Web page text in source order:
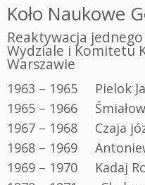
Koło Naukowe
Reaktywacja
Wydziale i Komitetu
Warszawie
1963 – 1965 Pielok
1965 – 1966
1967 – 1968 Czaja
1968 – 1969
1969 – 1970 Kadaj